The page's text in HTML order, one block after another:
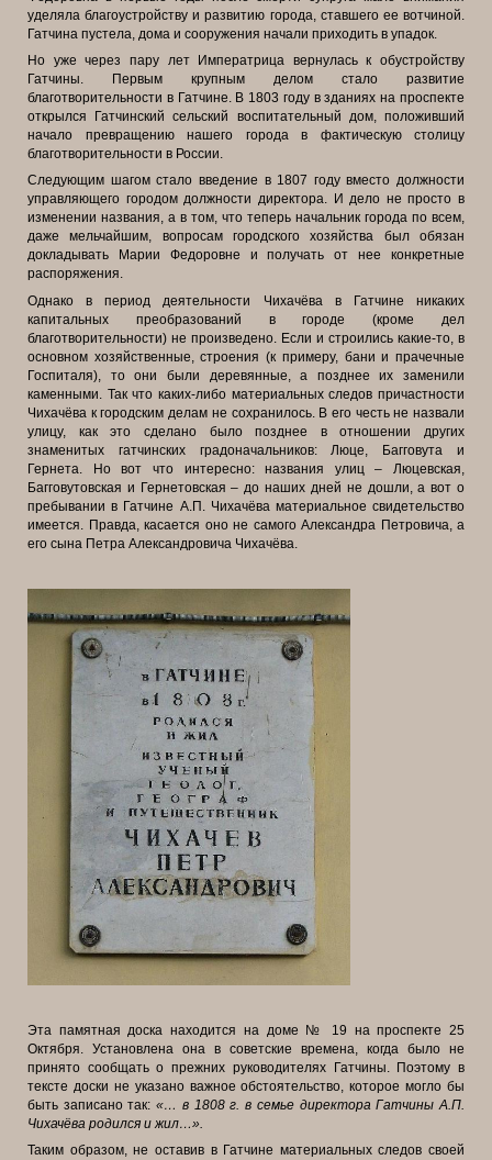
уделяла благоустройству и развитию города, ставшего ее вотчиной.
Гатчина пустела, дома и сооружения начали приходить в упадок.
Но уже через пару лет Императрица вернулась к обустройству
Гатчины. Первым крупным делом стало развитие
благотворительности в Гатчине. В 1803 году в зданиях на проспекте
открылся Гатчинский сельский воспитательный дом, положивший
начало превращению нашего города в фактическую столицу
благотворительности в России.
Следующим шагом стало введение в 1807 году вместо должности
управляющего городом должности директора. И дело не просто в
изменении названия, а в том, что теперь начальник города по всем,
даже мельчайшим, вопросам городского хозяйства был обязан
докладывать Марии Федоровне и получать от нее конкретные
распоряжения.
Однако в период деятельности Чихачёва в Гатчине никаких
капитальных преобразований в городе (кроме дел
благотворительности) не произведено. Если и строились какие-то, в
основном хозяйственные, строения (к примеру, бани и прачечные
Госпиталя), то они были деревянные, а позднее их заменили
каменными. Так что каких-либо материальных следов причастности
Чихачёва кгородским делам не сохранилось. В его честь не назвали
улицу, как это сделано было позднее в отношении других
знаменитых гатчинских градоначальников: Люце, Багговута и
Гернета. Но вот что интересно: названия улиц – Люцевская,
Багговутовская и Гернетовская – до наших дней не дошли, а вот о
пребывании в Гатчине А.П. Чихачёва материальное свидетельство
имеется. Правда, касается оно не самого Александра Петровича, а
его сына Петра Александровича Чихачёва.
Эта памятная доска находится на доме № 19 на проспекте 25
Октября. Установлена она в советские времена, когда было не
принято сообщать о прежних руководителях Гатчины. Поэтому в
тексте доски не указано важное обстоятельство, которое могло бы
быть записано так:«… в 1808 г. в семье директора Гатчины А.П.
Чихачёва родился и жил…».
Таким образом, не оставив в Гатчине материальных следов своей